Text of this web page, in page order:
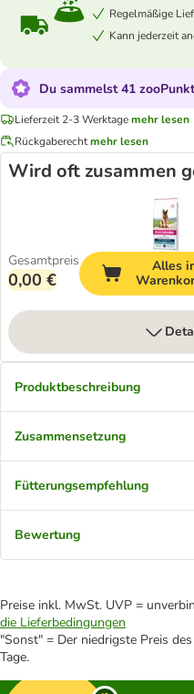
Regelmäßige
Kann jederzeit
Du sammelst 41
Lieferzeit 2-3 Werktagemehr lesen
Rückgaberechtmehr lesen
Wird oft zusammen
Gesamtpreis
0,00 €
Alles
Produktbeschreibung
Zusammensetzung
Fütterungsempfehlung
Bewertung
Preise inkl. MwSt. UVP =
die Lieferbedingungen
"Sonst" = Der niedrigste Preis
Tage.